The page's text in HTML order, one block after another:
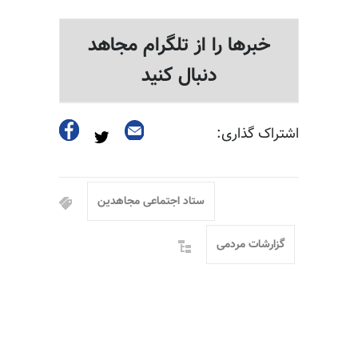
خبرها را از تلگرام مجاهد
دنبال کنید
اشتراک گذاری:
ستاد اجتماعی مجاهدین
گزارشات مردمی